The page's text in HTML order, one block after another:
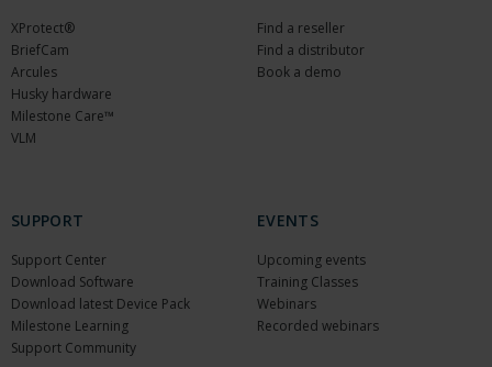
XProtect®
BriefCam
Arcules
Husky hardware
Milestone Care™
VLM
Find a reseller
Find a distributor
Book a demo
SUPPORT
Support Center
Download Software
Download latest Device Pack
Milestone Learning
Support Community
EVENTS
Upcoming events
Training Classes
Webinars
Recorded webinars